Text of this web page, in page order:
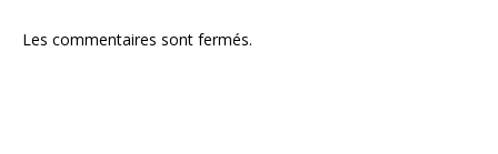
Les commentaires sont fermés.